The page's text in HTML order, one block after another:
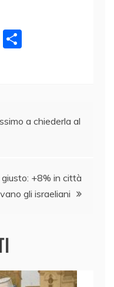
E
vi
a chiederla al
+8% in città
gli israeliani